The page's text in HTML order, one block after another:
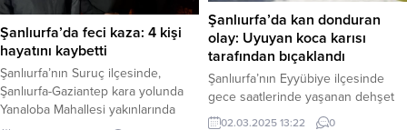
Şanlıurfa’da feci kaza: 4 kişi
hayatını kaybetti
Şanlıurfa’nın Suruç ilçesinde,
Şanlıurfa-Gaziantep kara yolunda
Yanaloba Mahallesi yakınlarında
Şanlıurfa’da kan donduran
olay: Uyuyan koca karısı
tarafından bıçaklandı
Şanlıurfa’nın Eyyübiye ilçesinde
gece saatlerinde yaşanan dehşet
verici olayda, C.K. isimli bir adam
02.03.2025 13:22 0